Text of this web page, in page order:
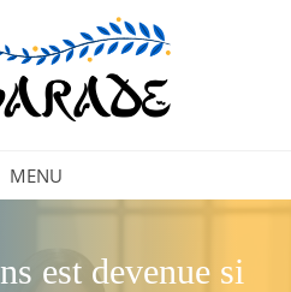
MENU
est devenue si